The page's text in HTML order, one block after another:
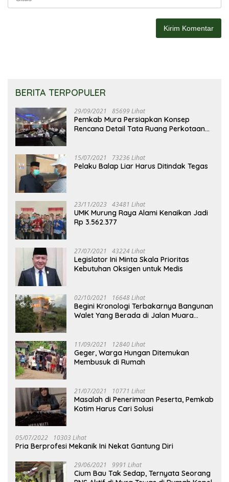
BERITA TERPOPULER
29/09/2021 85699 Lihat
Pemkab Mura Persiapkan Konsep
Rencana Detail Tata Ruang Perkotaan
15/07/2021 73236 Lihat
Pelaku Balap Liar Harus Ditindak Tegas
23/11/2023 43481 Lihat
UMK Murung Raya Alami Kenaikan Jadi
Rp 3.562.377
27/07/2021 43224 Lihat
Legislator Ini Minta Skala Prioritas
Kebutuhan Oksigen untuk Medis
02/10/2021 16648 Lihat
Begini Kronologi Terbakarnya Bangunan
Walet Yang Berada di Jalan Muara
11/09/2021 12840 Lihat
Geger, Warga Hungan Ditemukan
Membusuk di Rumah
21/07/2021 10771 Lihat
Masalah di Penerimaan Peserta, Pemkab
Kotim Harus Cari Solusi
05/07/2022 10303 Lihat
Pria Berprofesi Mekanik Ini Nekat Gantung Diri
29/06/2021 9991 Lihat
Cium Bau Tak Sedap, Ternyata Seorang